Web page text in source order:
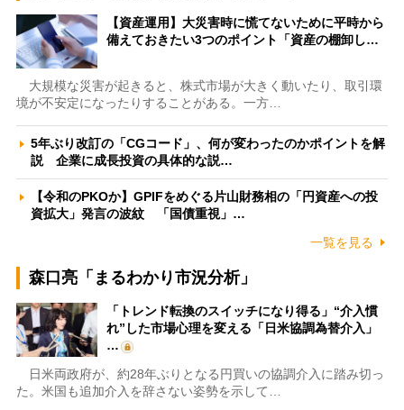
【資産運用】大災害時に慌てないために平時から
備えておきたい3つのポイント「資産の棚卸し…
大規模な災害が起きると、株式市場が大きく動いたり、取引環
境が不安定になったりすることがある。一方…
5年ぶり改訂の「CGコード」、何が変わったのかポイントを解
説 企業に成長投資の具体的な説…
【令和のPKOか】GPIFをめぐる片山財務相の「円資産への投
資拡大」発言の波紋 「国債重視」…
一覧を見る
森口亮「まるわかり市況分析」
「トレンド転換のスイッチになり得る」“介入慣
れ”した市場心理を変える「日米協調為替介入」
…
日米両政府が、約28年ぶりとなる円買いの協調介入に踏み切っ
た。米国も追加介入を辞さない姿勢を示して…